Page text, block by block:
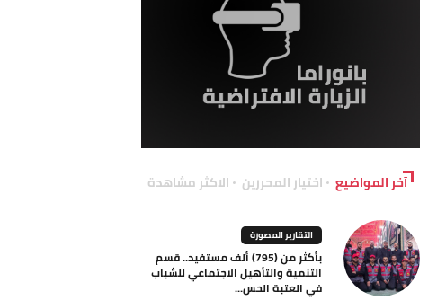
آخر المواضيع اختيار المحررين الاكثر مشاهدة
التقارير المصورة
بأكثر من (795) ألف مستفيد.. قسم
التنمية والتأهيل الاجتماعي للشباب
في العتبة الحس...